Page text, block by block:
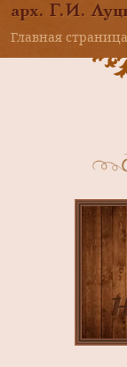
арх. Г.И.
Главная страница